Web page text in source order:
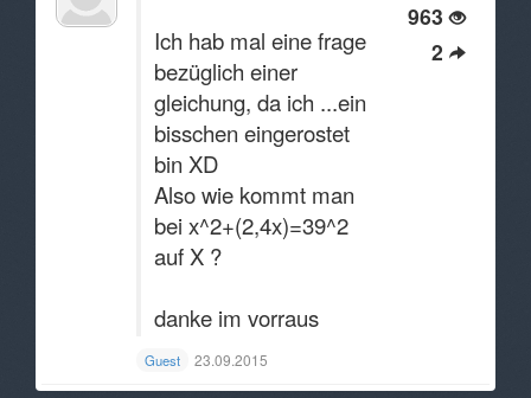
963
2
Ich hab mal eine frage
bezüglich einer
gleichung, da ich ...ein
bisschen eingerostet
bin XD
Also wie kommt man
bei x^2+(2,4x)=39^2
auf X ?
danke im vorraus
Guest 23.09.2015